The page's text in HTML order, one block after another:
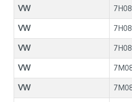
VW
VW
VW
VW
VW